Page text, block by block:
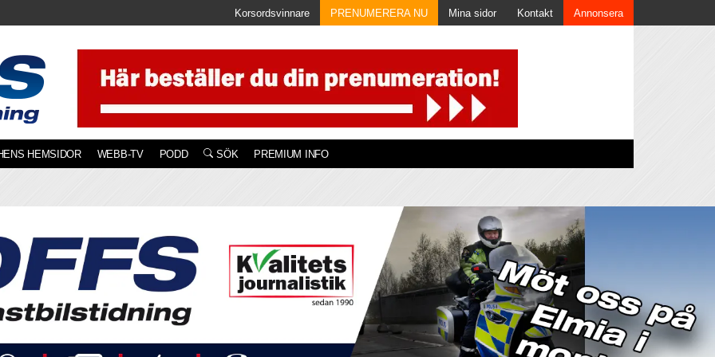
Korsordsvinnare PRENUMERERA NU Mina sidor Kontakt Annonsera
HEMSIDOR WEBB-TV PODD SÖK PREMIUM INFO